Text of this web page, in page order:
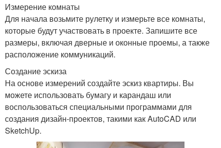
Измерение комнаты
Для начала возьмите рулетку и измерьте все комнаты,
которые будут участвовать в проекте. Запишите все
размеры, включая дверные и оконные проемы, а также
расположение коммуникаций.
Создание эскиза
На основе измерений создайте эскиз квартиры. Вы
можете использовать бумагу и карандаш или
воспользоваться специальными программами для
создания дизайн-проектов, такими как AutoCAD или
SketchUp.